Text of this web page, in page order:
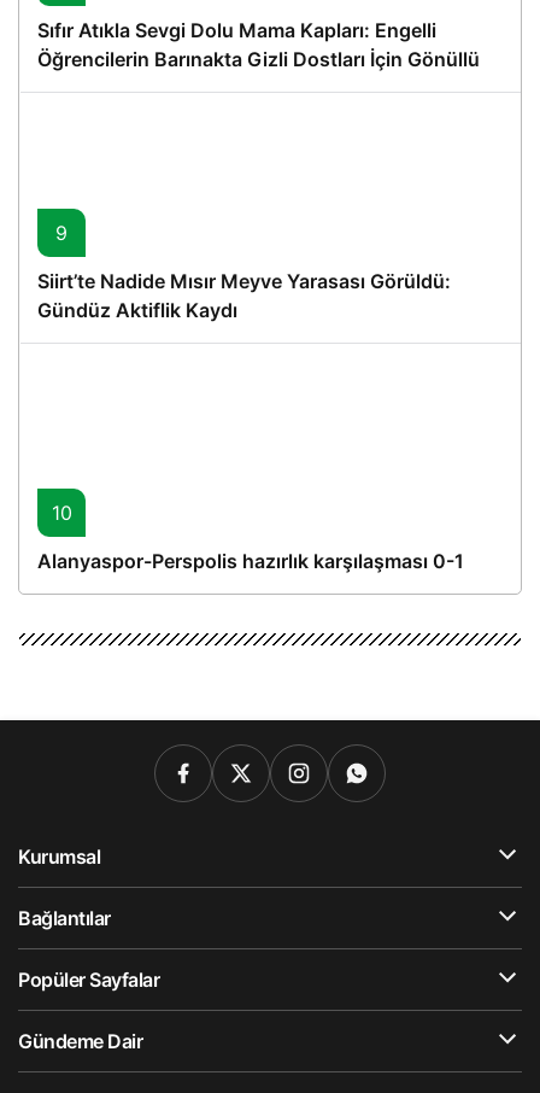
Sıfır Atıkla Sevgi Dolu Mama Kapları: Engelli
Öğrencilerin Barınakta Gizli Dostları İçin Gönüllü
Proje
9
Siirt’te Nadide Mısır Meyve Yarasası Görüldü:
Gündüz Aktiflik Kaydı
10
Alanyaspor-Perspolis hazırlık karşılaşması 0-1
Kurumsal
Bağlantılar
Popüler Sayfalar
Gündeme Dair